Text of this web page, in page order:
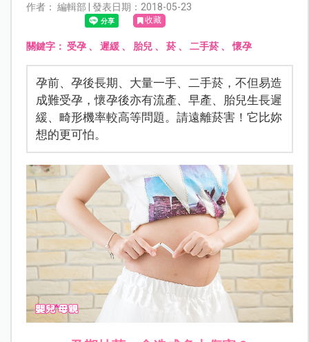
作者： 編輯部 | 發表日期：2018-05-23
收藏
關鍵字： 受孕、 遲緩、 胎兒、 菸、 二手菸、懷孕
孕前、孕後長期、大量一手、二手菸，不但易造
成難受孕，懷孕後亦有流產、早產、胎兒生長遲
緩、畸形機率較高等問題。請遠離菸害！它比妳
想的更可怕。